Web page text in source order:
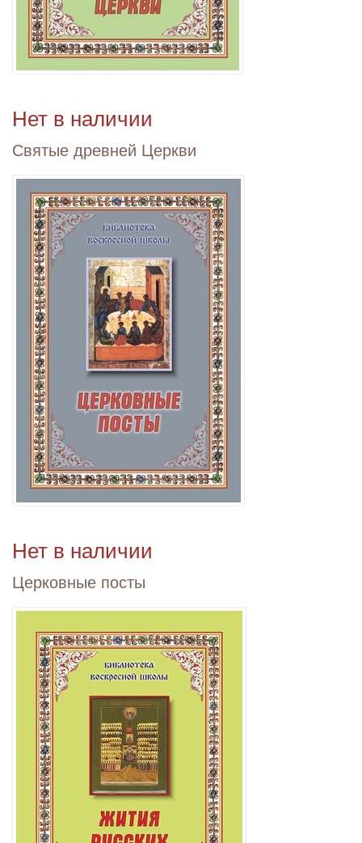
Нет в наличии
Святые древней Церкви
Нет в наличии
Церковные посты